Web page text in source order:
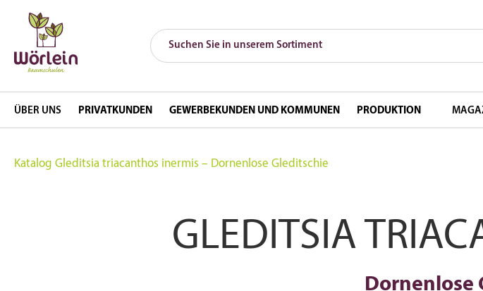
ÜBER UNS PRIVATKUNDEN GEWERBEKUNDEN UND KOMMUNEN PRODUKTION
Katalog Gleditsia triacanthos inermis – Dornenlose Gleditschie
GLEDITSIA
Dornenlose